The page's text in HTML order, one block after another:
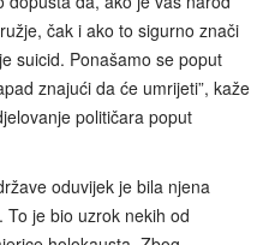
čak i ako to sigurno znači
suicid. Ponašamo se poput
znajući da će umrijeti”, kaže
političara poput
oduvijek je bila njena
je bio uzrok nekih od